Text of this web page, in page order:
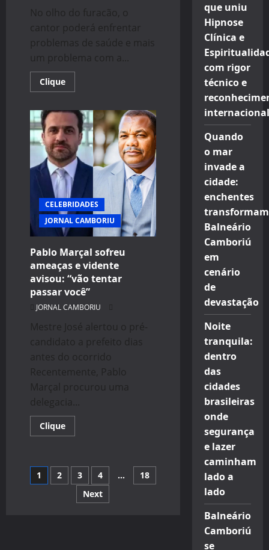
No olho do furacão, o
cantor poderá enfrentar
problemas de saúde e mais
um problema com a...
CliqueRead
more
alerta
com
previsão
chocante
para
Belo
CELEBRIDADES
JORNAL CAMBORIU
Pablo Marçal sofreu
ameaças e vidente
avisou: “vão tentar
passar você”
JORNAL CAMBORIU
Mestre José alertou o pré-
candidato a prefeito dias
antes do ocorrido
Recentemente, Pablo
Marçal procurou uma
delegacia...
CliqueRead
more
sofreu
ameaças
e
vidente
avisou:
Navegação
1 2 3 4 …
18
Next
que uniu
Hipnose
Clínica e
com rigor
técnico e
internacional
Quando
o mar
invade a
cidade:
enchentes
transformam
Balneário
Camboriú
em
cenário
de
devastação
Noite
tranquila:
dentro
das
cidades
brasileiras
onde
segurança
e lazer
caminham
lado a
lado
Balneário
Camboriú
se